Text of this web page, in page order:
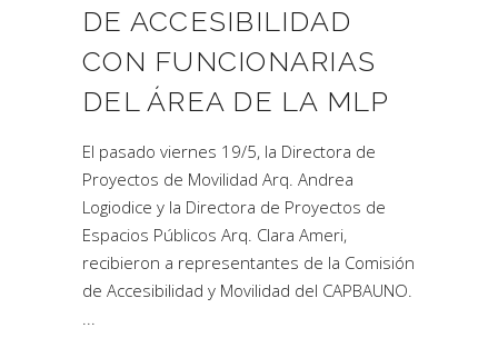
DE ACCESIBILIDAD
CON FUNCIONARIAS
DEL ÁREA DE LA MLP
El pasado viernes 19/5, la Directora de
Proyectos de Movilidad Arq. Andrea
Logiodice y la Directora de Proyectos de
Espacios Públicos Arq. Clara Ameri,
recibieron a representantes de la Comisión
de Accesibilidad y Movilidad del CAPBAUNO.